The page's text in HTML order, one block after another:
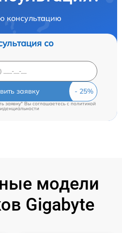
консультацию
со
заявку
заявку" Вы соглашаетесь cполитикой
модели
Gigabyte